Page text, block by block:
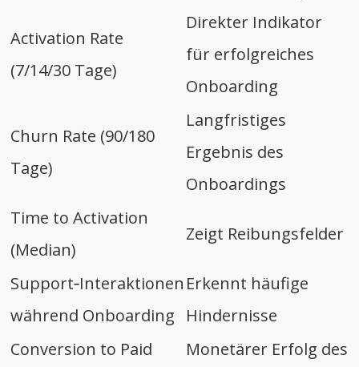
Activation Rate
(7/14/30 Tage)
Direkter Indikator
für erfolgreiches
Onboarding
Churn Rate (90/180
Tage)
Langfristiges
Ergebnis des
Onboardings
Time to Activation
(Median)
Zeigt Reibungsfelder
Support‑Interaktionen
während Onboarding
Erkennt häufige
Hindernisse
Conversion to Paid
Monetärer Erfolg des